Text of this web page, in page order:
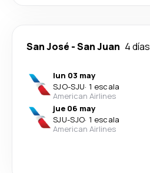
San José -San Juan 4 días
lun 03 may
SJO-SJU· 1 escala
American Airlines
jue 06 may
SJU-SJO· 1 escala
American Airlines